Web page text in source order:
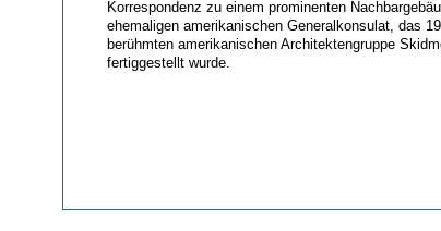
Korrespondenz zu einem prominenten
ehemaligen amerikanischen Generalkonsulat, das
berühmten amerikanischen Architektengruppe
fertiggestellt wurde.